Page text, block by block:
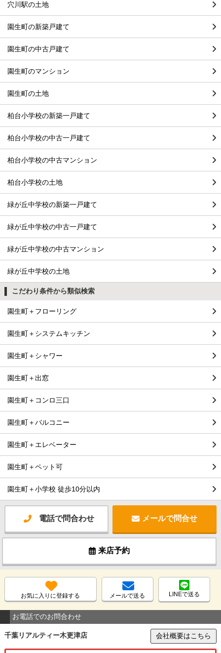
穴川駅の土地
園生町の新築戸建て
園生町の中古戸建て
園生町のマンション
園生町の土地
柏台小学校の新築一戸建て
柏台小学校の中古一戸建て
柏台小学校の中古マンション
柏台小学校の土地
緑が丘中学校の新築一戸建て
緑が丘中学校の中古一戸建て
緑が丘中学校の中古マンション
緑が丘中学校の土地
こだわり条件から類似検索
園生町＋フローリング
園生町＋システムキッチン
園生町＋シャワー
園生町＋出窓
園生町＋コンロ三口
園生町＋バルコニー
園生町＋エレベーター
園生町＋ペット可
園生町＋小学校 徒歩10分以内
電話で問合わせ メールで問合せ
来店予約
お気に入りに登録する メールで送る LINEで送る
お電話でのお問合わせ
千葉リアルティー木更津店 会社概要はこちら